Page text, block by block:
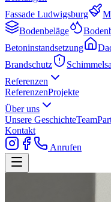
Fassade Ludwigsburg
Bodenbeläge
Betoninstandsetzung
Brandschutz
Referenzen
ReferenzenProjekte
Über uns
Unsere GeschichteTeam
Kontakt
Anrufen